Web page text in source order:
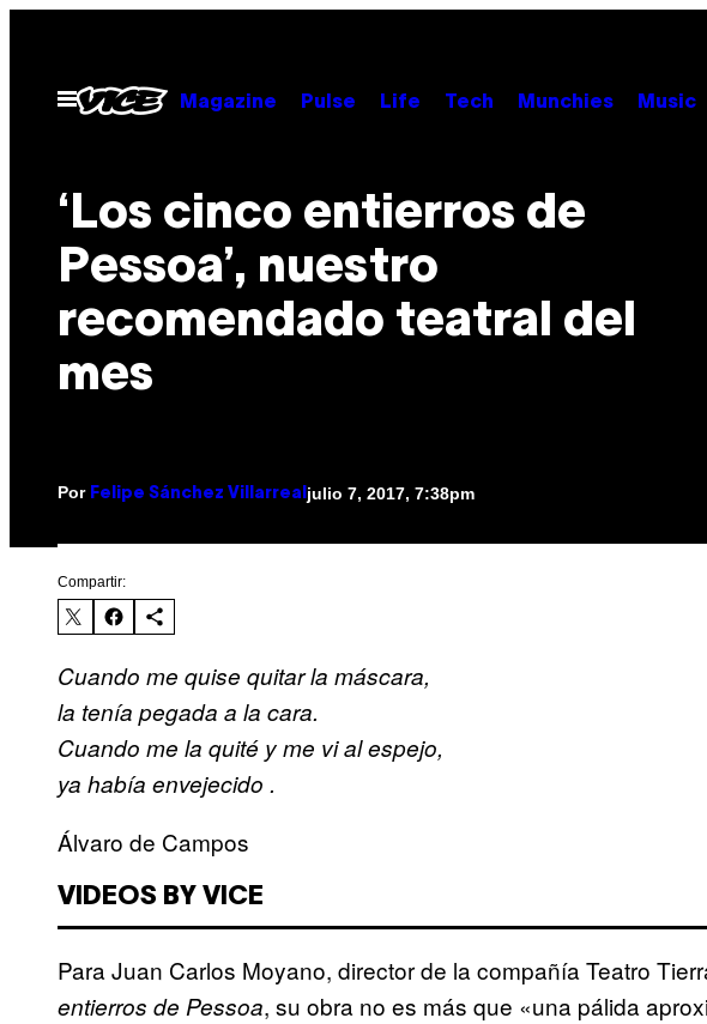
contenido
Abrir
Menú
Magazine Pulse Life Tech Munchies Music
‘Los cinco entierros de
Pessoa’, nuestro
recomendado teatral del
mes
Por Felipe Sánchez Villarreal julio 7, 2017, 7:38pm
Compartir:
Cuando me quise quitar la máscara,
la tenía pegada a la cara.
Cuando me la quité y me vi al espejo,
ya había envejecido .
Álvaro de Campos
VIDEOS BY VICE
Para Juan Carlos Moyano, director de la compañía Teatro
entierros de Pessoa, su obra no es más que «una pálida